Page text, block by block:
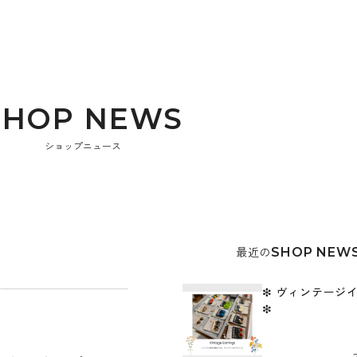
HOP NEWS
ショップニュース
最近のSHOP
❇︎ ヴィンテージ
❇︎